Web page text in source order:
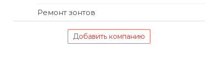
Ремонт зонтов
Добавить компанию